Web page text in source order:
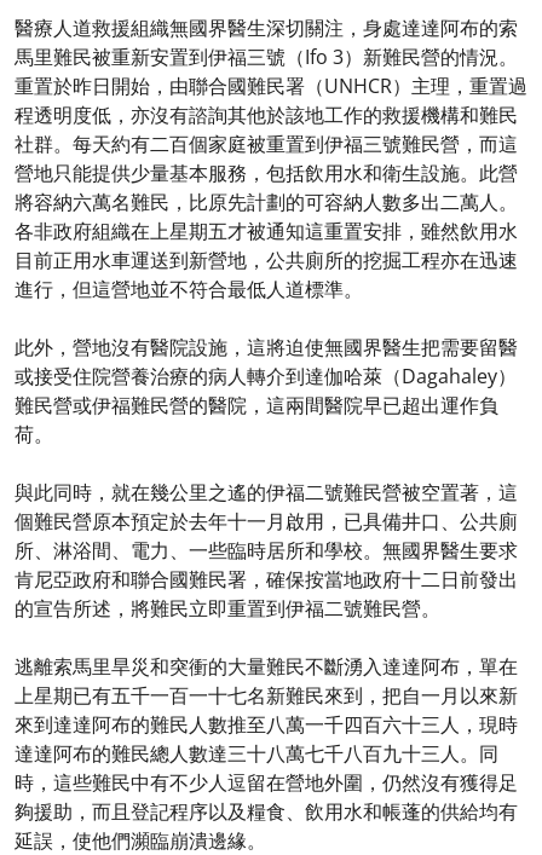
醫療人道救援組織無國界醫生深切關注，身處達達阿布的索
馬里難民被重新安置到伊福三號（Ifo 3）新難民營的情況。
重置於昨日開始，由聯合國難民署（UNHCR）主理，重置過
程透明度低，亦沒有諮詢其他於該地工作的救援機構和難民
社群。每天約有二百個家庭被重置到伊福三號難民營，而這
營地只能提供少量基本服務，包括飲用水和衛生設施。此營
將容納六萬名難民，比原先計劃的可容納人數多出二萬人。
各非政府組織在上星期五才被通知這重置安排，雖然飲用水
目前正用水車運送到新營地，公共廁所的挖掘工程亦在迅速
進行，但這營地並不符合最低人道標準。
此外，營地沒有醫院設施，這將迫使無國界醫生把需要留醫
或接受住院營養治療的病人轉介到達伽哈萊（Dagahaley）
難民營或伊福難民營的醫院，這兩間醫院早已超出運作負
荷。
與此同時，就在幾公里之遙的伊福二號難民營被空置著，這
個難民營原本預定於去年十一月啟用，已具備井口、公共廁
所、淋浴間、電力、一些臨時居所和學校。無國界醫生要求
肯尼亞政府和聯合國難民署，確保按當地政府十二日前發出
的宣告所述，將難民立即重置到伊福二號難民營。
逃離索馬里旱災和突衝的大量難民不斷湧入達達阿布，單在
上星期已有五千一百一十七名新難民來到，把自一月以來新
來到達達阿布的難民人數推至八萬一千四百六十三人，現時
達達阿布的難民總人數達三十八萬七千八百九十三人。同
時，這些難民中有不少人逗留在營地外圍，仍然沒有獲得足
夠援助，而且登記程序以及糧食、飲用水和帳蓬的供給均有
延誤，使他們瀕臨崩潰邊緣。